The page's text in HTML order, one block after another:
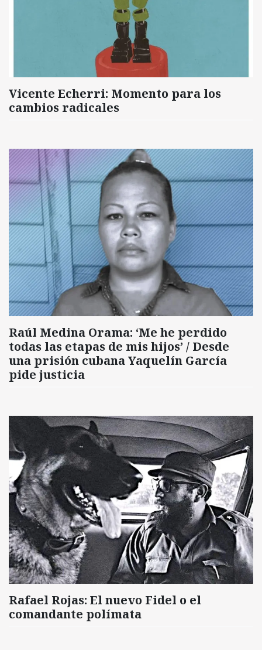
Vicente Echerri: Momento para los
cambios radicales
Raúl Medina Orama: ‘Me he perdido
todas las etapas de mis hijos’ / Desde
una prisión cubana Yaquelín García
pide justicia
Rafael Rojas: El nuevo Fidel o el
comandante polímata